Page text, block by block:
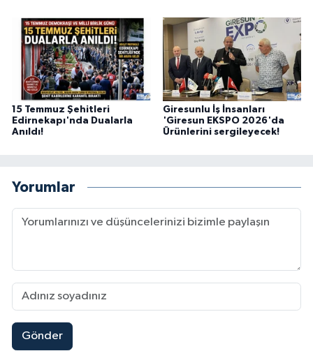
15 Temmuz Şehitleri
Edirnekapı'nda Dualarla
Anıldı!
Giresunlu İş İnsanları
'Giresun EKSPO 2026'da
Ürünlerini sergileyecek!
Yorumlar
Gönder